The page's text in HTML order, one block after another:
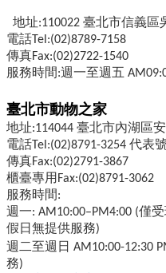
地址:110022 臺北市信義區
電話Tel:(02)8789-7158
傳真Fax:(02)2722-1540
服務時間:週一至週五
臺北市動物之家
地址:114044 臺北市內湖區
電話Tel:(02)8791-3254 代表
傳真Fax:(02)2791-3867
櫃臺專用Fax:(02)8791-3062
服務時間:
週一: AM10:00–PM4:00 (僅
假日無提供服務)
週二至週日 AM10:00-12:30
務)